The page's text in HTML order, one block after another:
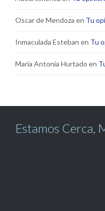
Oscar de Mendoza en Tu
Inmaculada Esteban en Tu
María Antonia Hurtado en
Estamos Cerca,